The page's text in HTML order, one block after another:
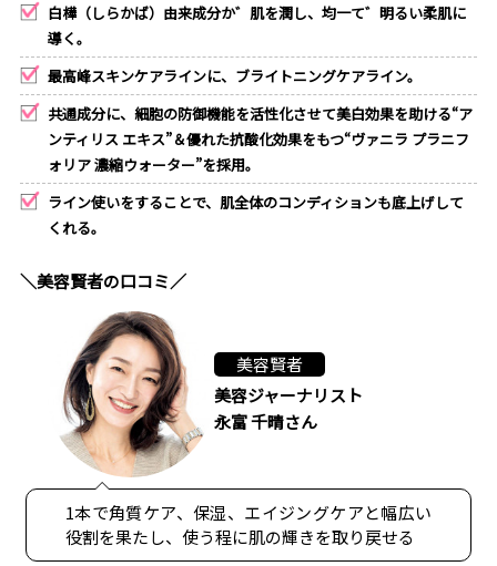
白樺（しらかば）由来成分か゛肌を潤し、均一て゛明るい柔肌に
導く。
最高峰スキンケアラインに、ブライトニングケアライン。
共通成分に、細胞の防御機能を活性化させて美白効果を助ける“ア
ンティリス エキス”＆優れた抗酸化効果をもつ“ヴァニラ プラニフ
ォリア 濃縮ウォーター”を採用。
ライン使いをすることで、肌全体のコンディションも底上げして
くれる。
＼美容賢者の口コミ／
美容賢者
美容ジャーナリスト
永富 千晴さん
1本で角質ケア、保湿、エイジングケアと幅広い
役割を果たし、使う程に肌の輝きを取り戻せる